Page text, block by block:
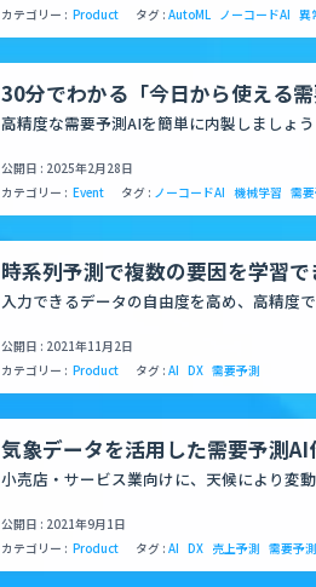
カテゴリー : Product タグ :AutoML ノーコードAI 異
30分でわかる「今日から使える
催のお知らせ
高精度な需要予測AIを簡単に内製しましょう
公開日 : 2025年2月28日
カテゴリー : Event タグ : ノーコードAI 機械学習 需
時系列予測で複数の要因を学習
「MfTransformer」を提供開始
入力できるデータの自由度を高め、高精度
公開日 : 2021年11月2日
カテゴリー : Product タグ :AI DX 需要予測
気象データを活用した需要予測
小売店・サービス業向けに、天候により変
します。
公開日 : 2021年9月1日
カテゴリー : Product タグ :AI DX 売上予測 需要予測